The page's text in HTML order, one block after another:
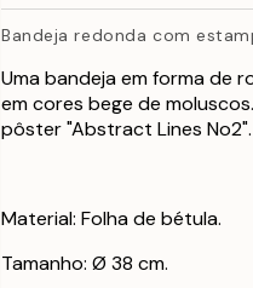
Bandeja redonda com
Uma bandeja em forma de
em cores bege de
pôster "Abstract Lines No2".
Material: Folha de bétula.
Tamanho: Ø 38 cm.